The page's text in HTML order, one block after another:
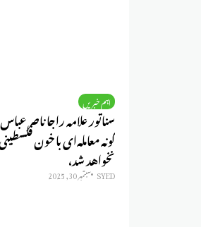
اہم خبریں
گونه معامله‌ای با خون
نخواهد شد،
SYED سبتمبر 30, 2025